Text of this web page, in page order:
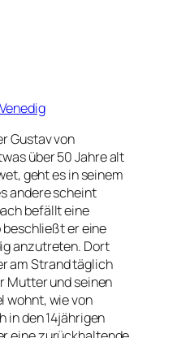
Gustav von
über 50 Jahre alt
geht es in seinem
andere scheint
befällt eine
er eine
anzutreten. Dort
am Strand täglich
Mutter und seinen
wohnt, wie von
in den 14jährigen